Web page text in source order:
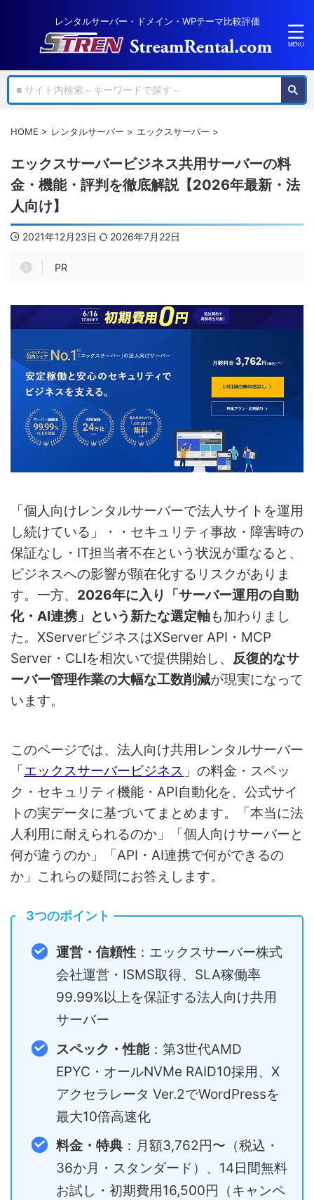
レンタルサーバー・ドメイン・WPテーマ比較評価
HOME > レンタルサーバー > エックスサーバー >
エックスサーバービジネス共用サーバーの料
金・機能・評判を徹底解説【2026年最新・法
人向け】
2021年12月23日 2026年7月22日
PR
「個人向けレンタルサーバーで法人サイトを運用
し続けている」・・セキュリティ事故・障害時の
保証なし・IT担当者不在という状況が重なると、
ビジネスへの影響が顕在化するリスクがありま
す。一方、 2026年に入り「サーバー運用の自動
化・AI連携」という新たな選定軸も加わりまし
た。XServerビジネスはXServer API・MCP
Server・CLIを相次いで提供開始し、 反復的なサ
ーバー管理作業の大幅な工数削減が現実になって
います。
このページでは、法人向け共用レンタルサーバー
「エックスサーバービジネス 」の料金・スペッ
ク・セキュリティ機能・API自動化を、公式サイ
トの実データに基づいてまとめます。「本当に法
人利用に耐えられるのか」「個人向けサーバーと
何が違うのか」「API・AI連携で何ができるの
か」これらの疑問にお答えします。
3つのポイント
運営・信頼性：エックスサーバー株式
会社運営・ISMS取得、SLA稼働率
99.99%以上を保証する法人向け共用
サーバー
スペック・性能：第3世代AMD
EPYC・オールNVMe RAID10採用、X
アクセラレータ Ver.2でWordPressを
最大10倍高速化
料金・特典：月額3,762円〜（税込・
36か月・スタンダード）、14日間無料
お試し・初期費用16,500円（キャンペ